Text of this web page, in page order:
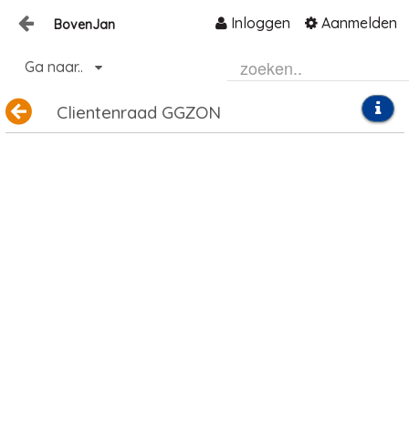
Naar content
Inloggen Aanmelden
BovenJan
Home
Zoeken
Ga naar..
Clientenraad GGZON